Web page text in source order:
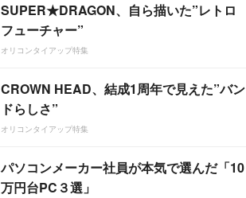
SUPER★DRAGON、自ら描いた”レトロ
フューチャー”
オリコンタイアップ特集
CROWN HEAD、結成1周年で見えた”バン
ドらしさ”
オリコンタイアップ特集
パソコンメーカー社員が本気で選んだ「10
万円台PC３選」